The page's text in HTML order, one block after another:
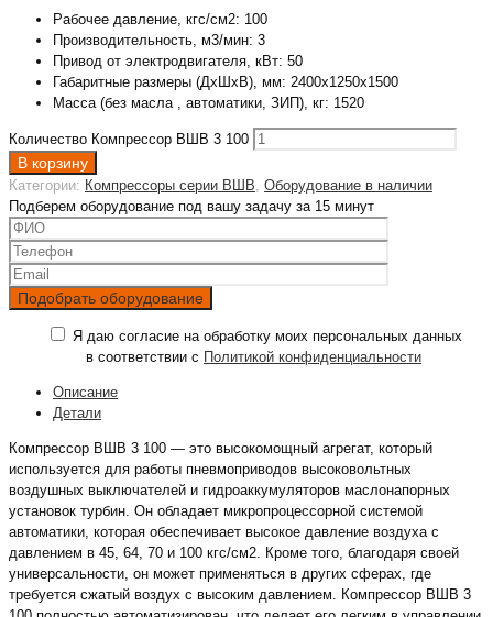
Рабочее давление, кгс/см2: 100
Производительность, м3/мин: 3
Привод от электродвигателя, кВт: 50
Габаритные размеры (ДxШxВ), мм: 2400x1250x1500
Масса (без масла , автоматики, ЗИП), кг: 1520
Количество Компрессор ВШВ 3 100
В корзину
Категории: Компрессоры серии ВШВ Оборудование в наличии
Подберем оборудование под вашу задачу за 15 минут
Я даю согласие на обработку моих персональных данных
в соответствии с Политикой конфиденциальности
Описание
Детали
Компрессор ВШВ 3 100 — это высокомощный агрегат, который
используется для работы пневмоприводов высоковольтных
воздушных выключателей и гидроаккумуляторов маслонапорных
установок турбин. Он обладает микропроцессорной системой
автоматики, которая обеспечивает высокое давление воздуха с
давлением в 45, 64, 70 и 100 кгс/см2. Кроме того, благодаря своей
универсальности, он может применяться в других сферах, где
требуется сжатый воздух с высоким давлением. Компрессор ВШВ 3